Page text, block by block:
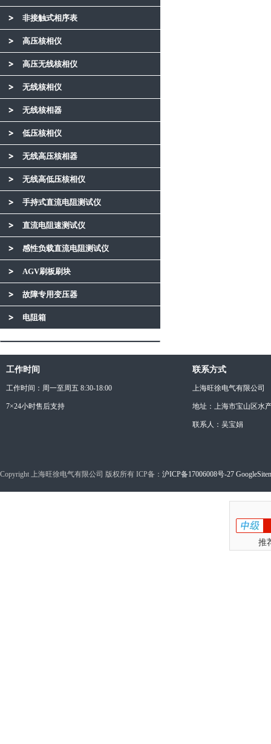
非接触式相序表
高压核相仪
高压无线核相仪
无线核相仪
无线核相器
低压核相仪
无线高压核相器
无线高低压核相仪
手持式直流电阻测试仪
直流电阻速测试仪
感性负载直流电阻测试仪
AGV刷板刷块
故障专用变压器
电阻箱
工作时间
工作时间：周一至周五 8:30-18:00
7×24小时售后支持
联系方式
上海旺徐电气有限公司
地址：上海市宝山区水
联系人：吴宝娟
Copyright 上海旺徐电气有限公司 版权所有 ICP备： 沪ICP备17006008号-27
推